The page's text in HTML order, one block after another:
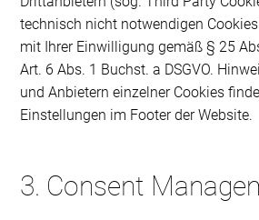
technisch nicht notwendigen
mit Ihrer Einwilligung gemäß § 25
Art. 6 Abs. 1 Buchst. a DSGVO.
und Anbietern einzelner Cookies
Einstellungen im Footer der Website.
3. Consent